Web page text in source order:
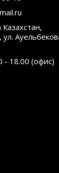
Казахстан,
ул.
- 18.00 (офис)